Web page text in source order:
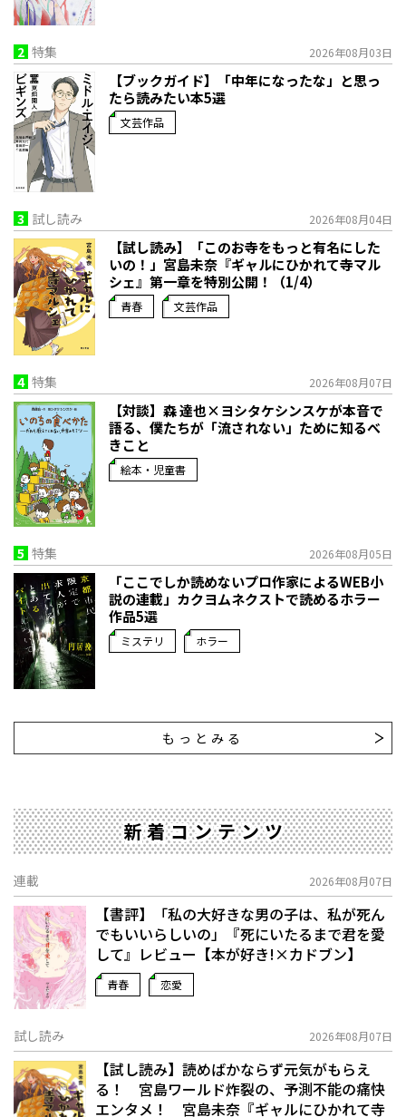
2 特集 2026年08月03日
【ブックガイド】「中年になったな」と思っ
たら読みたい本5選
文芸作品
3 試し読み 2026年08月04日
【試し読み】「このお寺をもっと有名にした
いの！」宮島未奈『ギャルにひかれて寺マル
シェ』第一章を特別公開！（1/4）
青春 文芸作品
4 特集 2026年08月07日
【対談】森 達也×ヨシタケシンスケが本音で
語る、僕たちが「流されない」ために知るべ
きこと
絵本・児童書
5 特集 2026年08月05日
「ここでしか読めないプロ作家によるWEB小
説の連載」――カクヨムネクストで読めるホラー
作品5選
ミステリ ホラー
もっとみる
新着コンテンツ
連載 2026年08月07日
【書評】「私の大好きな男の子は、私が死ん
でもいいらしいの」――『死にいたるまで君を愛
して』レビュー【本が好き!×カドブン】
青春 恋愛
試し読み 2026年08月07日
【試し読み】読めばかならず元気がもらえ
る！ 宮島ワールド炸裂の、予測不能の痛快
エンタメ！ 宮島未奈『ギャルにひかれて寺